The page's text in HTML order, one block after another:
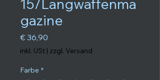
15/Langwaffenma
gazine
€ 36,90
inkl. USt | zzgl. Versand
Farbe *